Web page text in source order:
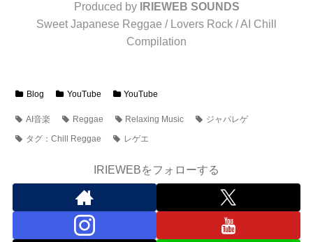
Produced by
IRIEWEB SOUNDS
Sweet Japanese Reggae / Lovers Rock / AI Chill
Compilation
Blog YouTube YouTube
AI音楽 Reggae Relaxing Music
ジャパレゲ
タグ：Chill Reggae
レゲエ
IRIEWEBをフォローする